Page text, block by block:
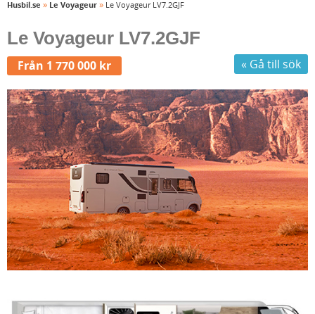
Husbil.se » Le Voyageur » Le Voyageur LV7.2GJF
Le Voyageur LV7.2GJF
Från 1 770 000 kr « Gå till sök